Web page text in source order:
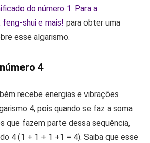
do número 1: Para a
feng-shui e mais! para obter uma
esse algarismo.
4
recebe energias e vibrações
4, pois quando se faz a soma
que fazem parte dessa sequência,
4 (1 + 1 + 1 +1 = 4). Saiba que esse